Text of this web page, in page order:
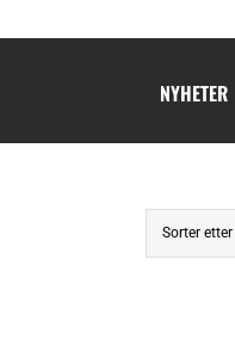
NYHETER
Sorter etter